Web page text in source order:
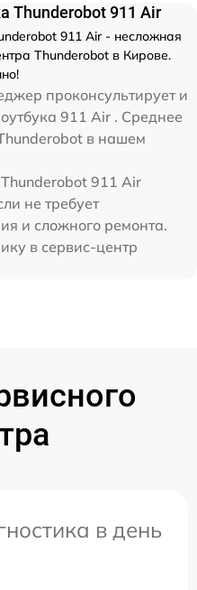
Thunderobot 911 Air
911 Air - несложная
Thunderobot в Кирове.
проконсультирует и
911 Air . Среднее
в нашем
911 Air
не требует
и сложного ремонта.
в сервис-центр
в день